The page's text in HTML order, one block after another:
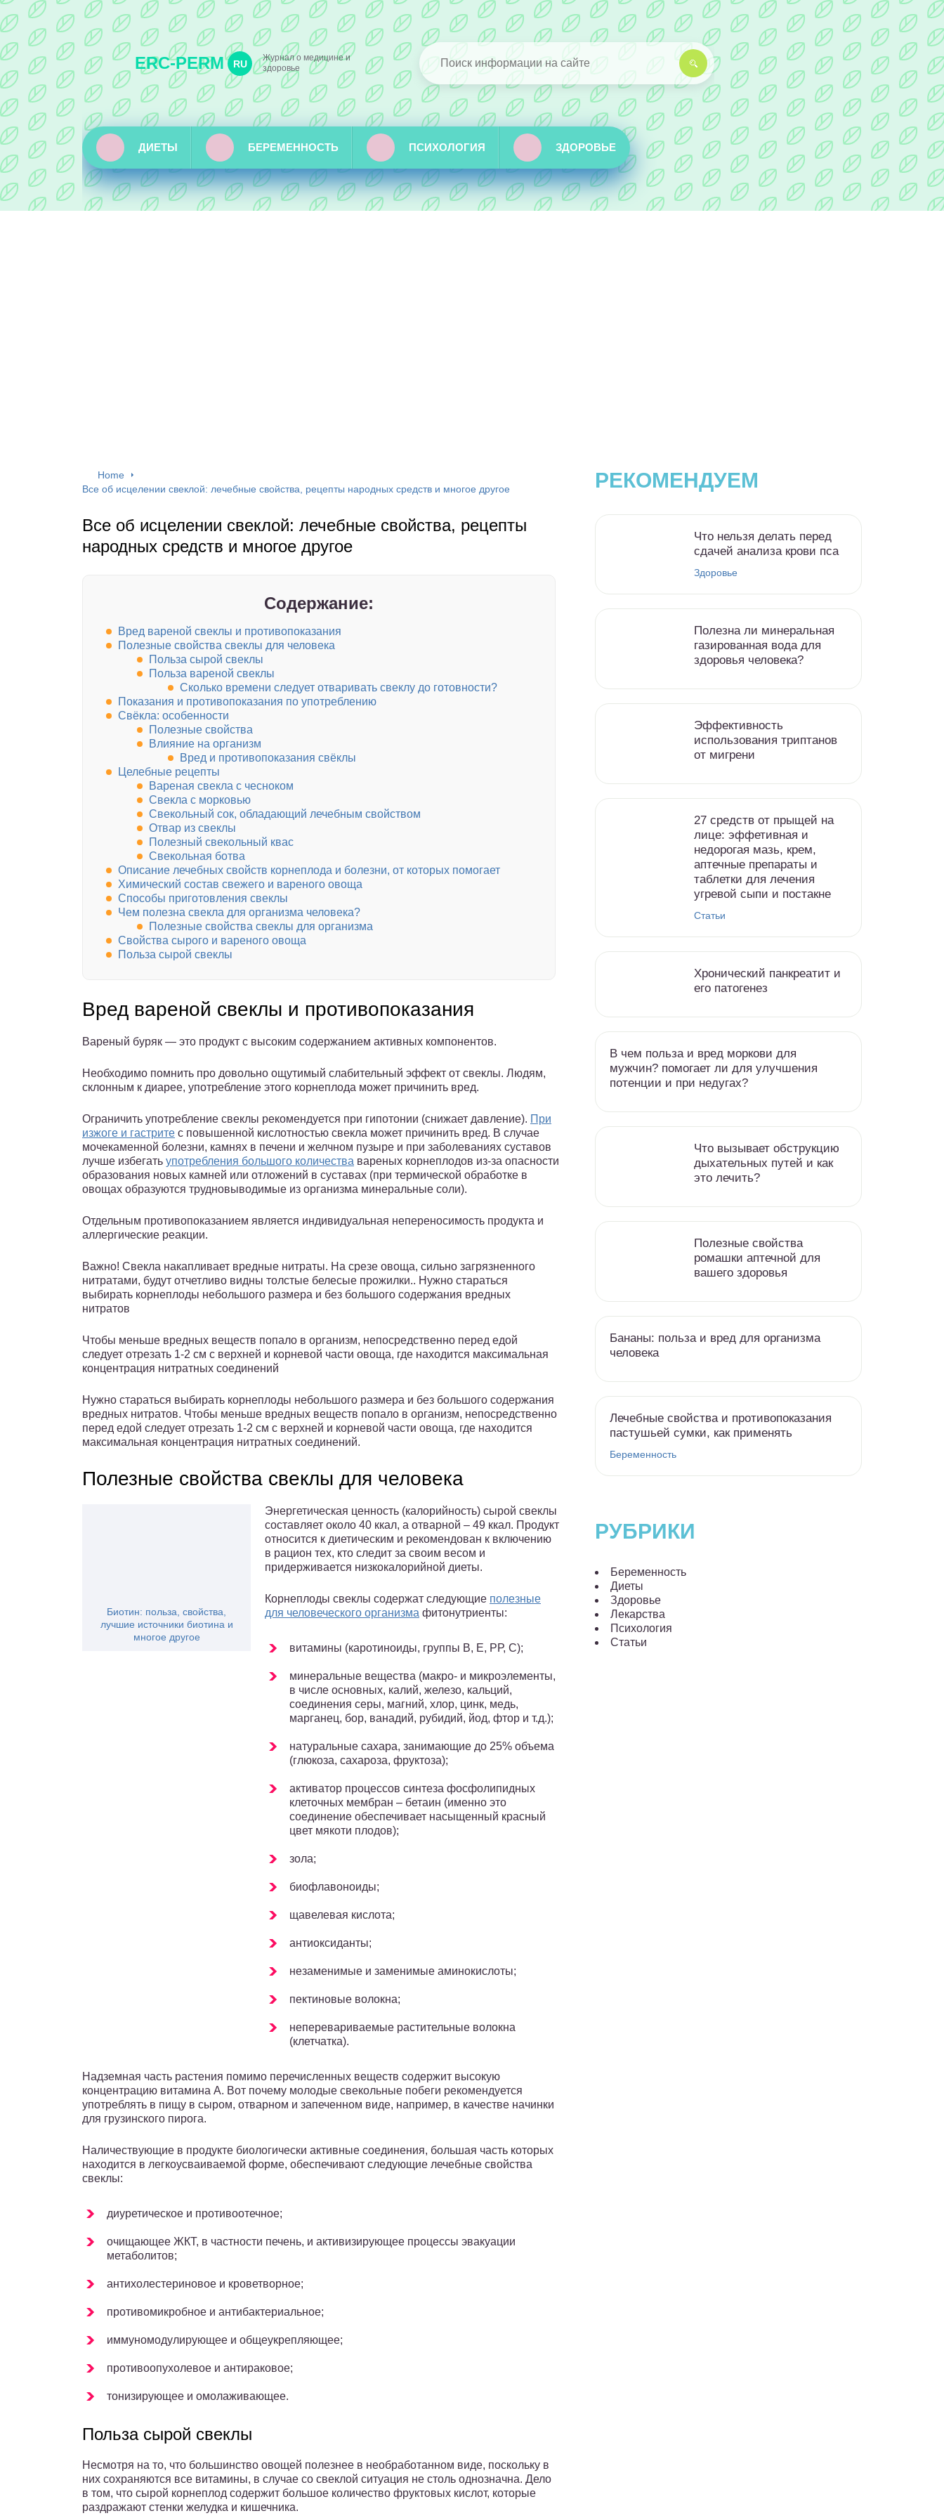
ERC-PERM RU
Журнал о медицине и
здоровье
ДИЕТЫ БЕРЕМЕННОСТЬ ПСИХОЛОГИЯ ЗДОРОВЬЕ
Home
Все об исцелении свеклой: лечебные свойства, рецепты народных средств и многое другое
Все об исцелении свеклой: лечебные свойства, рецепты
народных средств и многое другое
Содержание:
Вред вареной свеклы и противопоказания
Полезные свойства свеклы для человека
Польза сырой свеклы
Польза вареной свеклы
Сколько времени следует отваривать свеклу до готовности?
Показания и противопоказания по употреблению
Свёкла: особенности
Полезные свойства
Влияние на организм
Вред и противопоказания свёклы
Целебные рецепты
Вареная свекла с чесноком
Свекла с морковью
Свекольный сок, обладающий лечебным свойством
Отвар из свеклы
Полезный свекольный квас
Свекольная ботва
Описание лечебных свойств корнеплода и болезни, от которых помогает
Химический состав свежего и вареного овоща
Способы приготовления свеклы
Чем полезна свекла для организма человека?
Полезные свойства свеклы для организма
Свойства сырого и вареного овоща
Польза сырой свеклы
Вред вареной свеклы и противопоказания
Вареный буряк — это продукт с высоким содержанием активных компонентов.
Необходимо помнить про довольно ощутимый слабительный эффект от свеклы. Людям,
склонным к диарее, употребление этого корнеплода может причинить вред.
Ограничить употребление свеклы рекомендуется при гипотонии (снижает давление). При
изжоге и гастрите с повышенной кислотностью свекла может причинить вред. В случае
мочекаменной болезни, камнях в печени и желчном пузыре и при заболеваниях суставов
лучше избегать употребления большого количества вареных корнеплодов из-за опасности
образования новых камней или отложений в суставах (при термической обработке в
овощах образуются трудновыводимые из организма минеральные соли).
Отдельным противопоказанием является индивидуальная непереносимость продукта и
аллергические реакции.
Важно! Свекла накапливает вредные нитраты. На срезе овоща, сильно загрязненного
нитратами, будут отчетливо видны толстые белесые прожилки.. Нужно стараться
выбирать корнеплоды небольшого размера и без большого содержания вредных
нитратов
Чтобы меньше вредных веществ попало в организм, непосредственно перед едой
следует отрезать 1-2 см с верхней и корневой части овоща, где находится максимальная
концентрация нитратных соединений
Нужно стараться выбирать корнеплоды небольшого размера и без большого содержания
вредных нитратов. Чтобы меньше вредных веществ попало в организм, непосредственно
перед едой следует отрезать 1-2 см с верхней и корневой части овоща, где находится
максимальная концентрация нитратных соединений.
Полезные свойства свеклы для человека
Биотин: польза, свойства,
лучшие источники биотина и
многое другое
Энергетическая ценность (калорийность) сырой свеклы
составляет около 40 ккал, а отварной – 49 ккал. Продукт
относится к диетическим и рекомендован к включению
в рацион тех, кто следит за своим весом и
придерживается низкокалорийной диеты.
Корнеплоды свеклы содержат следующие полезные
для человеческого организма фитонутриенты:
витамины (каротиноиды, группы В, Е, РР, С);
минеральные вещества (макро- и микроэлементы,
в числе основных, калий, железо, кальций,
соединения серы, магний, хлор, цинк, медь,
марганец, бор, ванадий, рубидий, йод, фтор и т.д.);
натуральные сахара, занимающие до 25% объема
(глюкоза, сахароза, фруктоза);
активатор процессов синтеза фосфолипидных
клеточных мембран – бетаин (именно это
соединение обеспечивает насыщенный красный
цвет мякоти плодов);
зола;
биофлавоноиды;
щавелевая кислота;
антиоксиданты;
незаменимые и заменимые аминокислоты;
пектиновые волокна;
неперевариваемые растительные волокна
(клетчатка).
Надземная часть растения помимо перечисленных веществ содержит высокую
концентрацию витамина А. Вот почему молодые свекольные побеги рекомендуется
употреблять в пищу в сыром, отварном и запеченном виде, например, в качестве начинки
для грузинского пирога.
Наличествующие в продукте биологически активные соединения, большая часть которых
находится в легкоусваиваемой форме, обеспечивают следующие лечебные свойства
свеклы:
диуретическое и противоотечное;
очищающее ЖКТ, в частности печень, и активизирующее процессы эвакуации
метаболитов;
антихолестериновое и кроветворное;
противомикробное и антибактериальное;
иммуномодулирующее и общеукрепляющее;
противоопухолевое и антираковое;
тонизирующее и омолаживающее.
Польза сырой свеклы
Несмотря на то, что большинство овощей полезнее в необработанном виде, поскольку в
них сохраняются все витамины, в случае со свеклой ситуация не столь однозначна. Дело
в том, что сырой корнеплод содержит большое количество фруктовых кислот, которые
раздражают стенки желудка и кишечника.
РЕКОМЕНДУЕМ
Что нельзя делать перед
сдачей анализа крови пса
Здоровье
Полезна ли минеральная
газированная вода для
здоровья человека?
Эффективность
использования триптанов
от мигрени
27 средств от прыщей на
лице: эффетивная и
недорогая мазь, крем,
аптечные препараты и
таблетки для лечения
угревой сыпи и постакне
Статьи
Хронический панкреатит и
его патогенез
В чем польза и вред моркови для
мужчин? помогает ли для улучшения
потенции и при недугах?
Что вызывает обструкцию
дыхательных путей и как
это лечить?
Полезные свойства
ромашки аптечной для
вашего здоровья
Бананы: польза и вред для организма
человека
Лечебные свойства и противопоказания
пастушьей сумки, как применять
Беременность
РУБРИКИ
Беременность
Диеты
Здоровье
Лекарства
Психология
Статьи